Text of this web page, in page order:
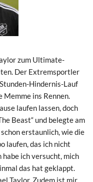
zum Ultimate-
Der Extremsportler
Hindernis-Lauf
ins Rennen.
laufen lassen, doch
Beast“ und belegte am
erstaunlich, wie die
laufen, das ich nicht
ich versucht, mich
das hat geklappt.
Taylor. Zudem ist mir